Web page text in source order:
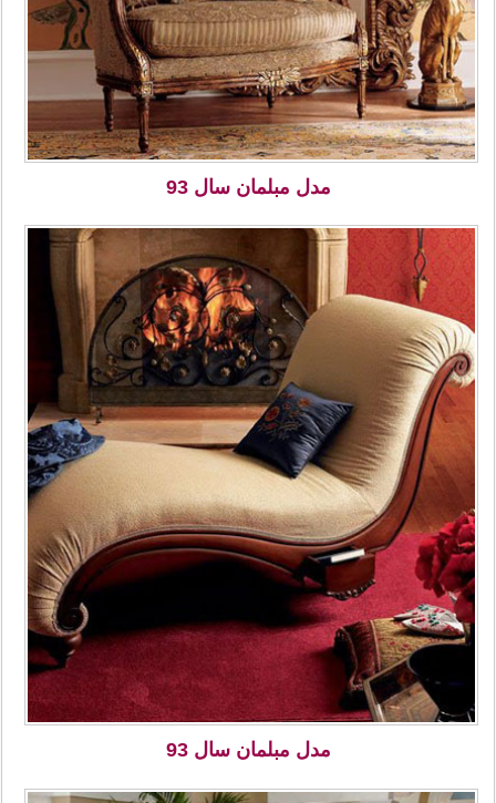
مدل مبلمان سال 93
مدل مبلمان سال 93